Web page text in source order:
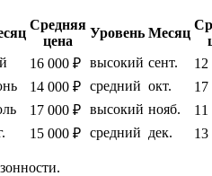
Средняя
цена
Уровень Месяц
16 000 ₽ высокий сент.
12
14 000 ₽ средний окт.
17
17 000 ₽ высокий нояб.
11
15 000 ₽ средний дек. 13